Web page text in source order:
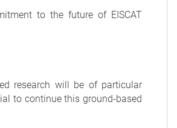
to the future of EISCAT
research will be of particular
to continue this ground-based